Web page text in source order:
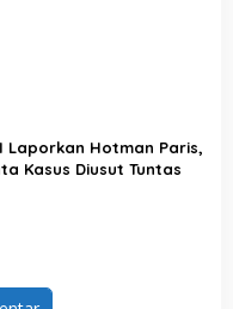
Laporkan Hotman Paris,
Kasus Diusut Tuntas